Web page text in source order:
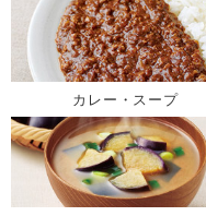
カレー・スープ